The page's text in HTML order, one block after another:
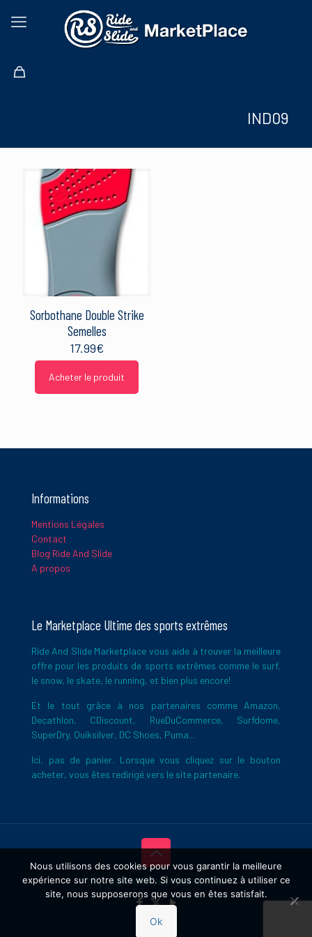
IND09
Sorbothane Double Strike
Semelles
17.99€
Acheter le produit
Informations
Mentions Légales
Contact
Blog Ride And Slide
A propos
Le Marketplace Ultime des sports extrêmes
Ride And Slide Marketplace vous aide à trouver la meilleure
offre pour les produits de sports extrêmes comme le surf,
le snow, le skate, le running, et bien plus encore!
Et le tout grâce à nos partenaires comme Amazon,
Decathlon, CDiscount, RueDuCommerce, Surfdome,
SuperDry, Quiksilver, DC Shoes, Puma...
Ici, pas de panier. Lorsque vous cliquez sur le bouton
acheter, vous êtes redirigé vers le site partenaire.
Copyright © 2026 Ride And Slide
Nous utilisons des cookies pour vous garantir la meilleure
expérience sur notre site web. Si vous continuez à utiliser ce
site, nous supposerons que vous en êtes satisfait.
Ok